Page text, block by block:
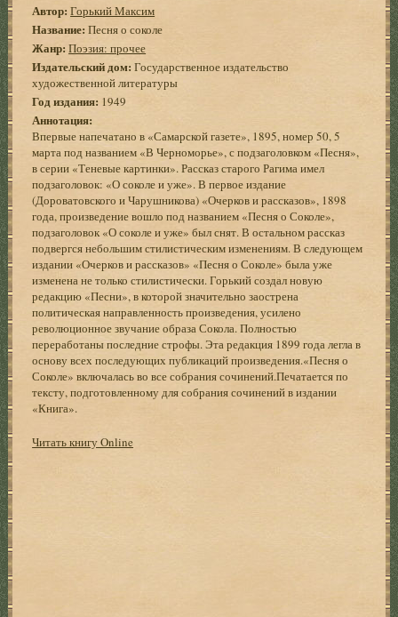
Автор: Горький Максим
Название: Песня о соколе
Жанр: Поэзия: прочее
Издательский дом: Государственное издательство
художественной литературы
Год издания: 1949
Аннотация:
Впервые напечатано в «Самарской газете», 1895, номер 50, 5
марта под названием «В Черноморье», с подзаголовком «Песня»,
в серии «Теневые картинки». Рассказ старого Рагима имел
подзаголовок: «О соколе и уже». В первое издание
(Дороватовского и Чарушникова) «Очерков и рассказов», 1898
года, произведение вошло под названием «Песня о Соколе»,
подзаголовок «О соколе и уже» был снят. В остальном рассказ
подвергся небольшим стилистическим изменениям. В следующем
издании «Очерков и рассказов» «Песня о Соколе» была уже
изменена не только стилистически. Горький создал новую
редакцию «Песни», в которой значительно заострена
политическая направленность произведения, усилено
революционное звучание образа Сокола. Полностью
переработаны последние строфы. Эта редакция 1899 года легла в
основу всех последующих публикаций произведения.«Песня о
Соколе» включалась во все собрания сочинений.Печатается по
тексту, подготовленному для собрания сочинений в издании
«Книга».
Читать книгу Online